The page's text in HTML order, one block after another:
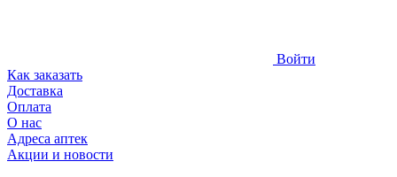
Войти
Как заказать
Доставка
Оплата
О нас
Адреса аптек
Акции и новости